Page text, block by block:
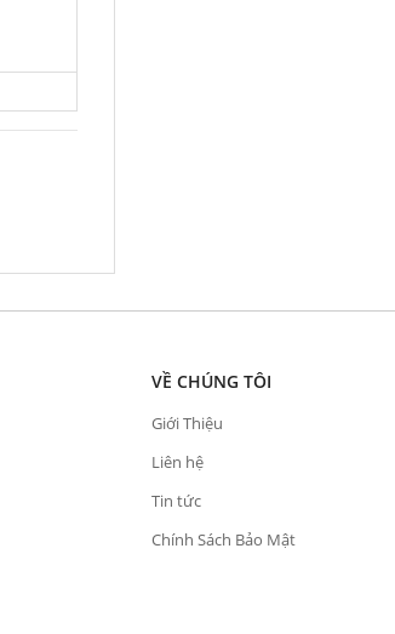
VỀ CHÚNG TÔI
Giới Thiệu
Liên hệ
Tin tức
Chính Sách Bảo Mật